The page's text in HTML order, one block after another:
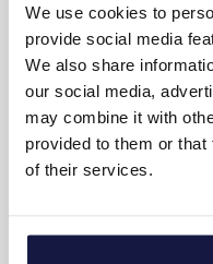
We use cookies to
provide social media
We also share
our social media,
may combine it with
provided to them or
of their services.
Bureau
Chambres non-fumeur
Jusqu'à 3 adultes ou 2